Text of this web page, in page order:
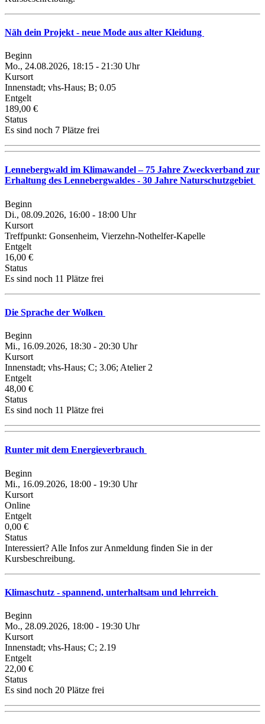
Näh dein Projekt - neue Mode aus alter Kleidung
Beginn
Mo., 24.08.2026, 18:15 - 21:30 Uhr
Kursort
Innenstadt; vhs-Haus; B; 0.05
Entgelt
189,00 €
Status
Es sind noch 7 Plätze frei
Lennebergwald im Klimawandel – 75 Jahre Zweckverband zur
Erhaltung des Lennebergwaldes - 30 Jahre Naturschutzgebiet
Beginn
Di., 08.09.2026, 16:00 - 18:00 Uhr
Kursort
Treffpunkt: Gonsenheim, Vierzehn-Nothelfer-Kapelle
Entgelt
16,00 €
Status
Es sind noch 11 Plätze frei
Die Sprache der Wolken
Beginn
Mi., 16.09.2026, 18:30 - 20:30 Uhr
Kursort
Innenstadt; vhs-Haus; C; 3.06; Atelier 2
Entgelt
48,00 €
Status
Es sind noch 11 Plätze frei
Runter mit dem Energieverbrauch
Beginn
Mi., 16.09.2026, 18:00 - 19:30 Uhr
Kursort
Online
Entgelt
0,00 €
Status
Interessiert? Alle Infos zur Anmeldung finden Sie in der
Kursbeschreibung.
Klimaschutz - spannend, unterhaltsam und lehrreich
Beginn
Mo., 28.09.2026, 18:00 - 19:30 Uhr
Kursort
Innenstadt; vhs-Haus; C; 2.19
Entgelt
22,00 €
Status
Es sind noch 20 Plätze frei